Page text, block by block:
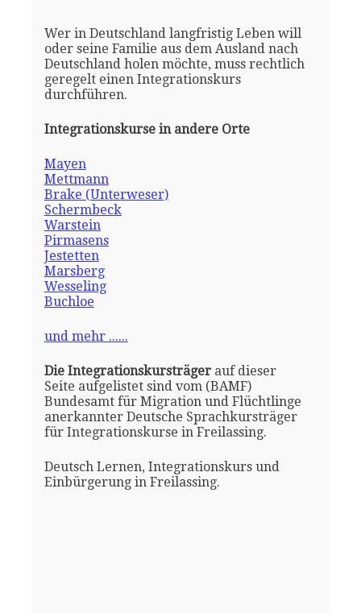
Wer in Deutschland langfristig Leben will
oder seine Familie aus dem Ausland nach
Deutschland holen möchte, muss rechtlich
geregelt einen Integrationskurs
durchführen.
Integrationskurse in andere Orte
Mayen
Mettmann
Brake (Unterweser)
Schermbeck
Warstein
Pirmasens
Jestetten
Marsberg
Wesseling
Buchloe
und mehr ......
Die Integrationskursträgerauf dieser
Seite aufgelistet sind vom (BAMF)
Bundesamt für Migration und Flüchtlinge
anerkannter Deutsche Sprachkursträger
für Integrationskurse in Freilassing.
Deutsch Lernen, Integrationskurs und
Einbürgerung in Freilassing.